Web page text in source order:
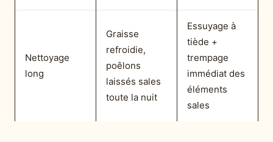
Nettoyage
long
Graisse
refroidie,
poêlons
laissés sales
toute la nuit
Essuyage à
tiède +
trempage
immédiat des
éléments
sales